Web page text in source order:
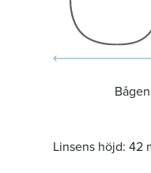
Linsens höjd: 42